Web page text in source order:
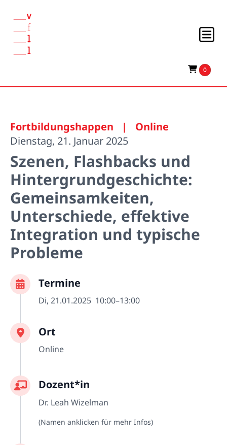
0
Fortbildungshappen |
Online
Dienstag, 21. Januar 2025
Szenen, Flashbacks und
Hintergrundgeschichte:
Gemeinsamkeiten,
Unterschiede, effektive
Integration und typische
Probleme
Termine
Di, 21.01.2025 10:00–13:00
Ort
Online
Dozent*in
Dr. Leah Wizelman
(Namen anklicken für mehr Infos)